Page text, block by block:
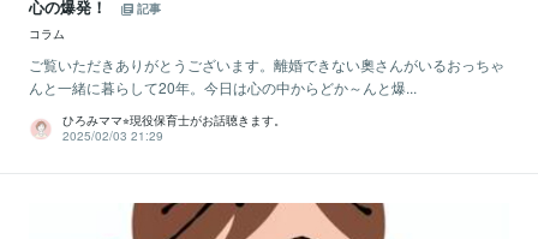
心の爆発！
記事
コラム
ご覧いただきありがとうございます。離婚できない奧さんがいるおっちゃ
んと一緒に暮らして20年。今日は心の中からどか～んと爆...
ひろみママ⭐︎現役保育士がお話聴きます。
2025/02/03 21:29